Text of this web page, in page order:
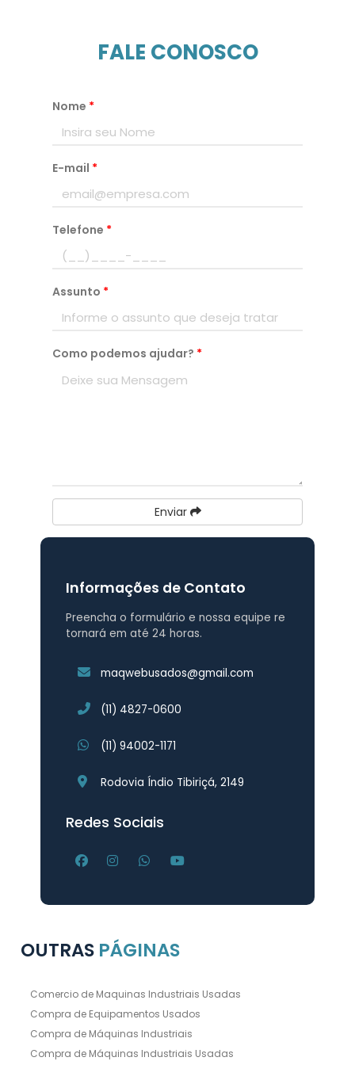
FALE CONOSCO
Informações de Contato
Preencha o formulário e nossa equipe re
tornará em até 24 horas.
maqwebusados@gmail.com
(11) 4827-0600
(11) 94002-1171
Rodovia Índio Tibiriçá, 2149
Redes Sociais
Nome *
E-mail *
Telefone *
Assunto *
Como podemos ajudar? *
Enviar
OUTRAS PÁGINAS
Comercio de Maquinas Industriais Usadas
Compra de Equipamentos Usados
Compra de Máquinas Industriais
Compra de Máquinas Industriais Usadas